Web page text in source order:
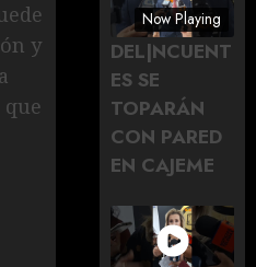
y
que
Now Playing
DEL|NCUENT
ES SE
TOPARÁN
CON PARED
EN CAJEME